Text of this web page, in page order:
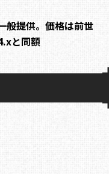
提供。価格は前世
と同額